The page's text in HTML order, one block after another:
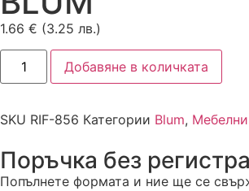
1.66 € (3.25 лв.)
Добавяне в количката
SKU RIF-856 Категории Blum,
Поръчка без
Попълнете формата и ние ще се